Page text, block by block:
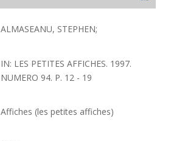
ALMASEANU, STEPHEN;
IN: LES PETITES AFFICHES. 1997.
NUMERO 94. P. 12 - 19
Affiches (les petites affiches)